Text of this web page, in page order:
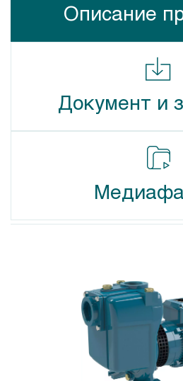
Описание
Документ и